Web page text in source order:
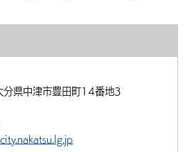
県中津市豊田町14番地3